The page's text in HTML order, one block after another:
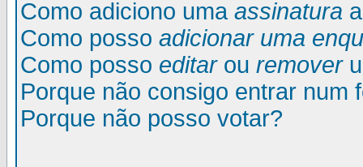
Como adiciono uma assinatura
Como posso adicionar uma
Como posso editarou remover
Porque não consigo entrar num
Porque não posso votar?